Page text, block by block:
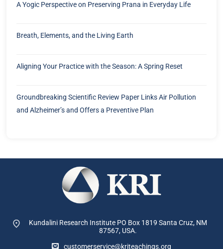
A Yogic Perspective on Preserving Prana in Everyday Life
Breath, Elements, and the Living Earth
Aligning Your Practice with the Season: A Spring Reset
Groundbreaking Scientific Review Paper Links Air Pollution
and Alzheimer’s and Offers a Preventive Plan
Kundalini Research Institute PO Box 1819 Santa Cruz, NM
87567, USA.
customerservice@kriteachings.org